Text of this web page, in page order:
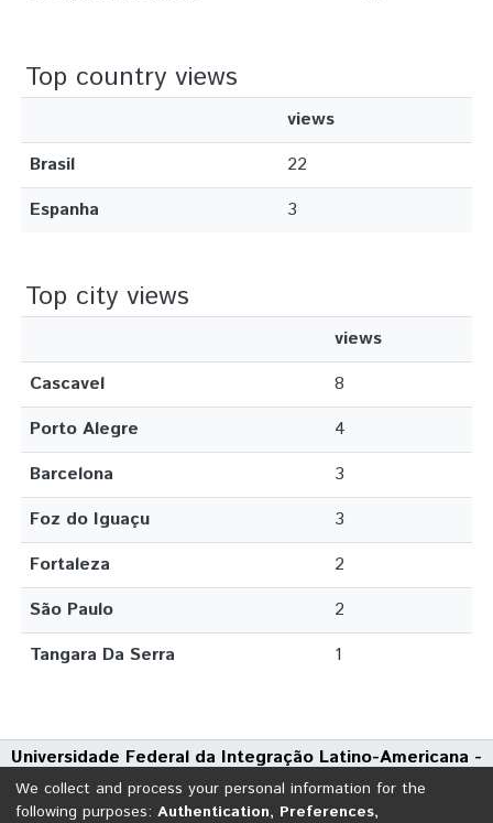
Top country views
views
Brasil
22
Espanha
3
Top city views
views
Cascavel
8
Porto Alegre
4
Barcelona
3
Foz do Iguaçu
3
Fortaleza
2
São Paulo
2
Tangara Da Serra
1
Universidade Federal da Integração Latino-Americana -
UNILA
Avenida Tarquínio Joslin dos Santos, 1000 - Polo Universitário
We collect and process your personal information for the
following purposes: Authentication, Preferences,